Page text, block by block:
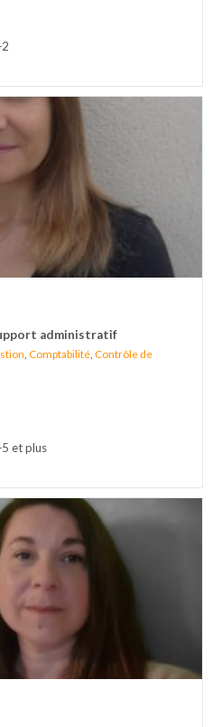
administratif
Comptabilité Contrôle de
et plus